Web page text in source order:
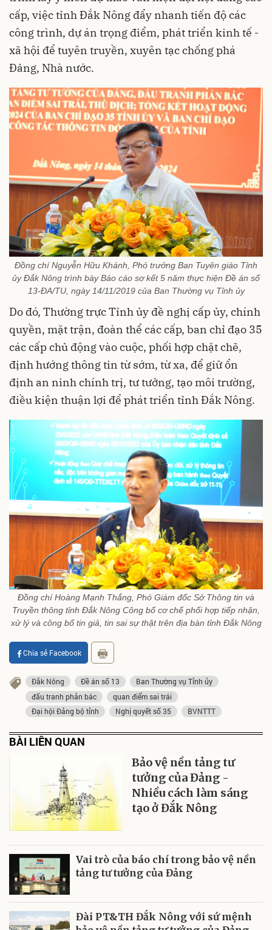
cấp, việc tỉnh Đắk Nông đẩy nhanh tiến độ các
công trình, dự án trọng điểm, phát triển kinh tế -
xã hội để tuyên truyền, xuyên tạc chống phá
Đảng, Nhà nước.
Đồng chí Nguyễn Hữu Khánh, Phó trưởng Ban Tuyên giáo Tỉnh
ủy Đắk Nông trình bày Báo cáo sơ kết 5 năm thực hiện Đề án số
13-ĐA/TU, ngày 14/11/2019 của Ban Thường vụ Tỉnh ủy
Do đó, Thường trực Tỉnh ủy đề nghị cấp ủy, chính
quyền, mặt trận, đoàn thể các cấp, ban chỉ đạo 35
các cấp chủ động vào cuộc, phối hợp chặt chẽ,
định hướng thông tin từ sớm, từ xa, để giữ ổn
định an ninh chính trị, tư tưởng, tạo môi trường,
điều kiện thuận lợi để phát triển tỉnh Đắk Nông.
Đồng chí Hoàng Mạnh Thắng, Phó Giám đốc Sở Thông tin và
Truyền thông tỉnh Đắk Nông Công bố cơ chế phối hợp tiếp nhận,
xử lý và công bố tin giả, tin sai sự thật trên địa bàn tỉnh Đắk Nông
Chia sẻ Facebook
Đắk Nông Đề án số 13
Ban Thường vụ Tỉnh ủy
đấu tranh phản bác
quan điểm sai trái
Đại hội Đảng bộ tỉnh
Nghị quyết số 35 BVNTTT
BÀI LIÊN QUAN
Bảo vệ nền tảng tư
tưởng của Đảng -
Nhiều cách làm sáng
tạo ở Đắk Nông
Vai trò của báo chí trong bảo vệ nền
tảng tư tưởng của Đảng
Đài PT&TH Đắk Nông với sứ mệnh